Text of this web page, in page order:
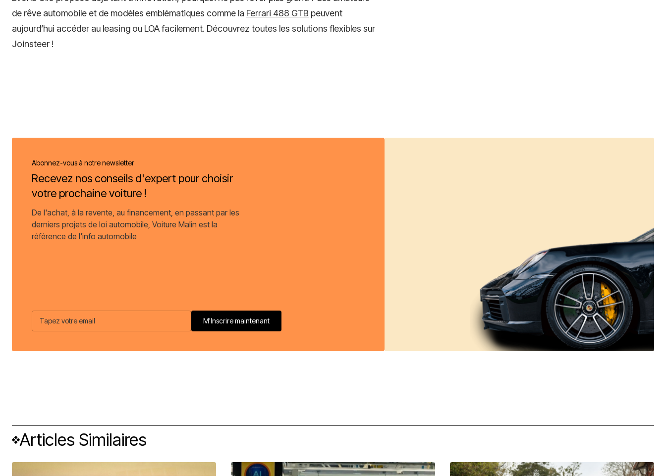
de rêve automobile et de modèles emblématiques comme la Ferrari 488 GTB peuvent
aujourd’hui accéder au leasing ou LOA facilement. Découvrez toutes les solutions flexibles sur
Joinsteer !
Abonnez-vous à notre newsletter
Recevez nos conseils d'expert pour choisir
votre prochaine voiture !
De l'achat, à la revente, au financement, en passant par les
derniers projets de loi automobile, Voiture Malin est la
référence de l'info automobile
Articles Similaires